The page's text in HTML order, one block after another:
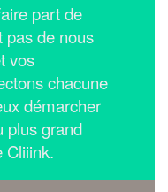
part de
pas de nous
vos
chacune
démarcher
plus grand
Cliiink.